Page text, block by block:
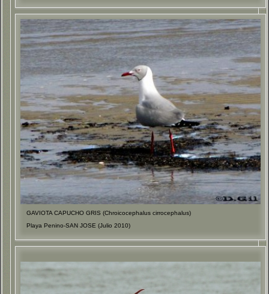
GAVIOTA CAPUCHO GRIS (Chroicocephalus cirrocephalus)
Playa Penino-SAN JOSE (Julio 2010)